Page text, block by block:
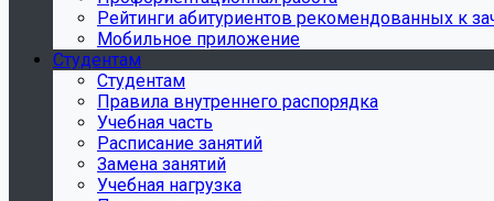
Рейтинги абитуриентов рекомендованных к
Мобильное приложение
Студентам
Студентам
Правила внутреннего распорядка
Учебная часть
Расписание занятий
Замена занятий
Учебная нагрузка